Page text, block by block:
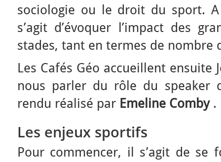
sociologie ou le droit du sport.
s’agit d’évoquer l’impact des
stades, tant en termes de nombre
Les Cafés Géo accueillent ensuite
nous parler du rôle du speaker
rendu réalisé par Emeline Comby.
Les enjeux sportifs
Pour commencer, il s’agit de se